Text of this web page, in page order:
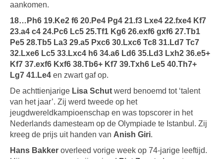
aankomen.
18…Ph6 19.Ke2 f6 20.Pe4 Pg4 21.f3 Lxe4 22.fxe4 Kf7
23.a4 c4 24.Pc6 Lc5 25.Tf1 Kg6 26.exf6 gxf6 27.Tb1
Pe5 28.Tb5 La3 29.a5 Pxc6 30.Lxc6 Tc8 31.Ld7 Tc7
32.Lxe6 Lc5 33.Lxc4 h6 34.a6 Ld6 35.Ld3 Lxh2 36.e5+
Kf7 37.exf6 Kxf6 38.Tb6+ Kf7 39.Txh6 Le5 40.Th7+
Lg7 41.Le4 en zwart gaf op.
De achttienjarige Lisa Schut werd benoemd tot ‘talent
van het jaar’. Zij werd tweede op het
jeugdwereldkampioenschap en was topscorer in het
Nederlands damesteam op de Olympiade te Istanbul. Zij
kreeg de prijs uit handen van Anish Giri.
Hans Bakker overleed vorige week op 74-jarige leeftijd.